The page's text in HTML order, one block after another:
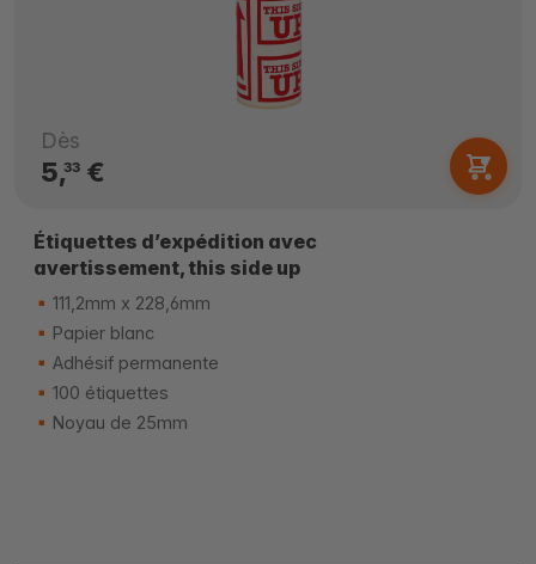
Dès
5,33€
Étiquettes d’expédition avec
avertissement, this side up
111,2mm x 228,6mm
Papier blanc
Adhésif permanente
100 étiquettes
Noyau de 25mm